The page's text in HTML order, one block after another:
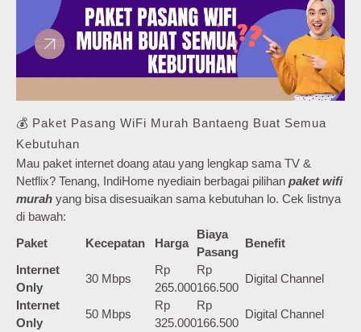
💰 Paket Pasang WiFi Murah Bantaeng Buat Semua
Kebutuhan
Mau paket internet doang atau yang lengkap sama TV &
Netflix? Tenang, IndiHome nyediain berbagai pilihan paket wifi
murah yang bisa disesuaikan sama kebutuhan lo. Cek listnya
di bawah:
Paket
Kecepatan Harga
Biaya
Pasang
Benefit
Internet
Only
30 Mbps
Rp
265.000
Rp
166.500
Digital Channel
Internet
Only
50 Mbps
Rp
325.000
Rp
166.500
Digital Channel